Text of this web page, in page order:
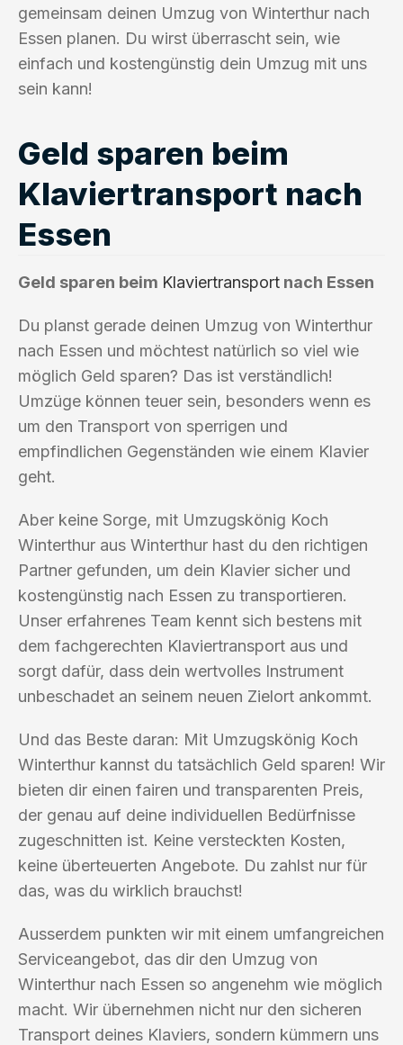
gemeinsam deinen Umzug von Winterthur nach
Essen planen. Du wirst überrascht sein, wie
einfach und kostengünstig dein Umzug mit uns
sein kann!
Geld sparen beim
Klaviertransport nach
Essen
Geld sparen beim Klaviertransport nach Essen
Du planst gerade deinen Umzug von Winterthur
nach Essen und möchtest natürlich so viel wie
möglich Geld sparen? Das ist verständlich!
Umzüge können teuer sein, besonders wenn es
um den Transport von sperrigen und
empfindlichen Gegenständen wie einem Klavier
geht.
Aber keine Sorge, mit Umzugskönig Koch
Winterthur aus Winterthur hast du den richtigen
Partner gefunden, um dein Klavier sicher und
kostengünstig nach Essen zu transportieren.
Unser erfahrenes Team kennt sich bestens mit
dem fachgerechten Klaviertransport aus und
sorgt dafür, dass dein wertvolles Instrument
unbeschadet an seinem neuen Zielort ankommt.
Und das Beste daran: Mit Umzugskönig Koch
Winterthur kannst du tatsächlich Geld sparen! Wir
bieten dir einen fairen und transparenten Preis,
der genau auf deine individuellen Bedürfnisse
zugeschnitten ist. Keine versteckten Kosten,
keine überteuerten Angebote. Du zahlst nur für
das, was du wirklich brauchst!
Ausserdem punkten wir mit einem umfangreichen
Serviceangebot, das dir den Umzug von
Winterthur nach Essen so angenehm wie möglich
macht. Wir übernehmen nicht nur den sicheren
Transport deines Klaviers, sondern kümmern uns